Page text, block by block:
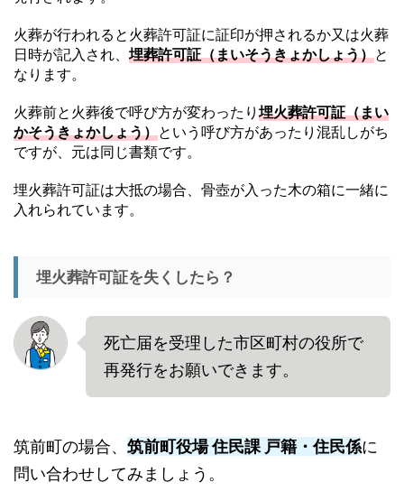
火葬が行われると火葬許可証に証印が押されるか又は火葬
日時が記入され、 埋葬許可証（まいそうきょかしょう）と
なります。
火葬前と火葬後で呼び方が変わったり 埋火葬許可証（まい
かそうきょかしょう）という呼び方があったり混乱しがち
ですが、元は同じ書類です。
埋火葬許可証は大抵の場合、骨壺が入った木の箱に一緒に
入れられています。
埋火葬許可証を失くしたら？
死亡届を受理した市区町村の役所で
再発行をお願いできます。
筑前町の場合、 筑前町役場 住民課 戸籍・住民係に
問い合わせしてみましょう。